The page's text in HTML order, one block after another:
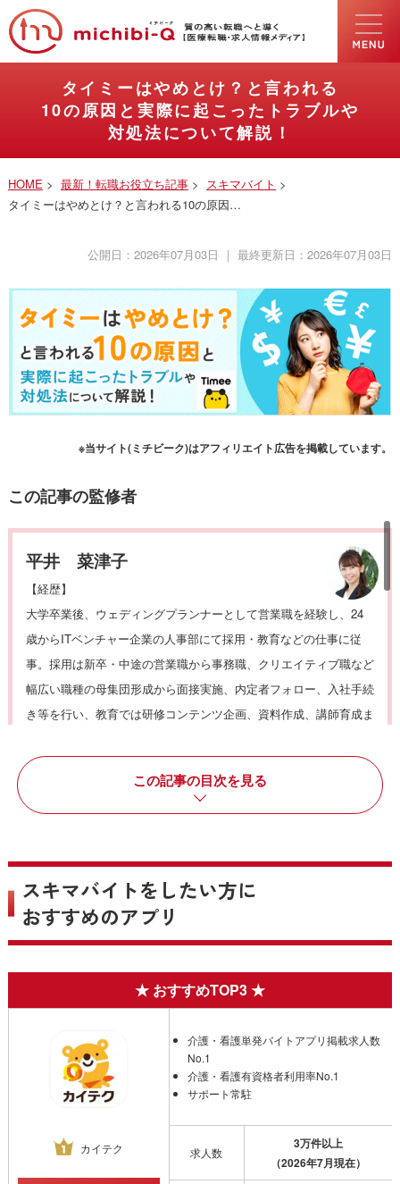
タイミーはやめとけ？と言われる
10の原因と実際に起こったトラブルや
対処法について解説！
HOME > 最新！転職お役立ち記事> スキマバイト >
タイミーはやめとけ？と言われる10の原因…
公開日：2026年07月03日 ｜ 最終更新日：2026年07月03日
※当サイト(ミチビーク)はアフィリエイト広告を掲載しています。
この記事の監修者
平井 菜津子
【経歴】
大学卒業後、ウェディングプランナーとして営業職を経験し、24
歳からITベンチャー企業の人事部にて採用・教育などの仕事に従
事。採用は新卒・中途の営業職から事務職、クリエイティブ職など
幅広い職種の母集団形成から面接実施、内定者フォロー、入社手続
き等を行い、教育では研修コンテンツ企画、資料作成、講師育成ま
調査、社員のメンタルケアなども行っていた。
それらの経験を経
て、さらに専門性を高めるためにキャリアコンサルタントの資格を
取得。
ながら、株式会社Method innovationのグループ会社である株式会
社ドクターブリッジにて人事の仕事に従事している。
【資格】
アロマテラピー検定１級
プラクティカルフォト検定１級
ファッションビジネス能力検定１級
ファッション販売能力検定１級
この記事の目次を見る
スキマバイトをしたい方に
おすすめのアプリ
カイテク
介護・看護単発バイトアプリ掲載求人数
No.1
介護・看護有資格者利用率No.1
サポート常駐
求人数
3万件以上
（2026年7月現在）